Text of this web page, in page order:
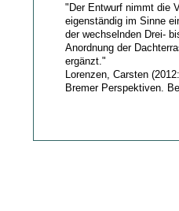
"Der Entwurf nimmt die
eigenständig im Sinne
der wechselnden Drei-
Anordnung der
ergänzt."
Lorenzen, Carsten
Bremer Perspektiven.